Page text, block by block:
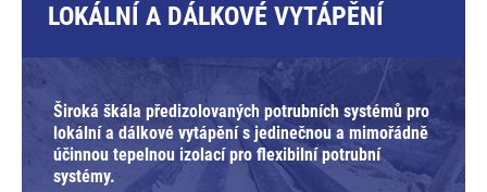
LOKÁLNÍ A DÁLKOVÉ VYTÁPĚNÍ
Široká škála předizolovaných potrubních systémů pro
lokální a dálkové vytápění s jedinečnou a mimořádně
účinnou tepelnou izolací pro flexibilní potrubní
systémy.